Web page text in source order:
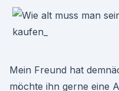
Mein Freund hat
möchte ihn gerne eine